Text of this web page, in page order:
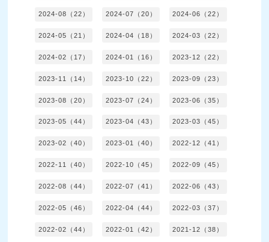
2024-08（22） 2024-07（20） 2024-06（22）
2024-05（21） 2024-04（18） 2024-03（22）
2024-02（17） 2024-01（16） 2023-12（22）
2023-11（14） 2023-10（22） 2023-09（23）
2023-08（20） 2023-07（24） 2023-06（35）
2023-05（44） 2023-04（43） 2023-03（45）
2023-02（40） 2023-01（40） 2022-12（41）
2022-11（40） 2022-10（45） 2022-09（45）
2022-08（44） 2022-07（41） 2022-06（43）
2022-05（46） 2022-04（44） 2022-03（37）
2022-02（44） 2022-01（42） 2021-12（38）